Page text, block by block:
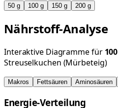
50 g 100 g 150 g 200 g
Nährstoff-Analyse
Interaktive Diagramme für 100
Streuselkuchen (Mürbeteig)
Makros Fettsäuren Aminosäuren
Energie-Verteilung